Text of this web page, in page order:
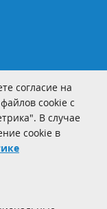
согласие на
cookie с
В случае
cookie в